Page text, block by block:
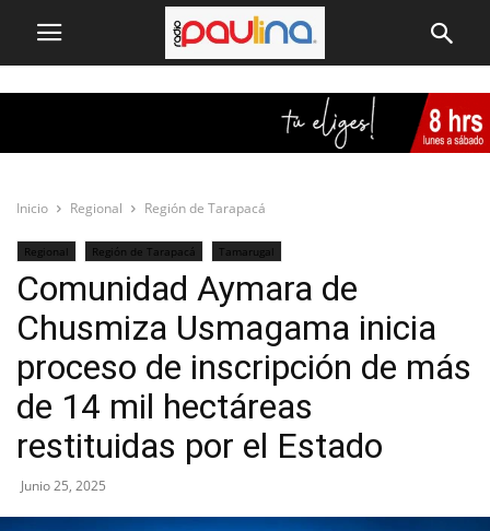
Inicio Regional Región de Tarapacá
Regional Región de Tarapacá Tamarugal
Comunidad Aymara de
Chusmiza Usmagama inicia
proceso de inscripción de más
de 14 mil hectáreas
restituidas por el Estado
Junio 25, 2025